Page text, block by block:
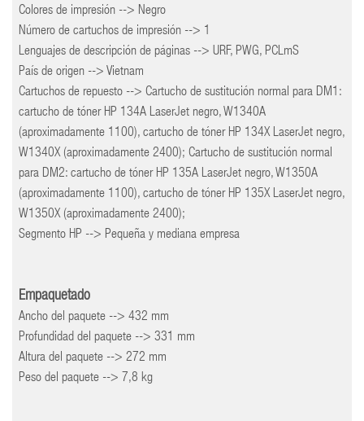
Colores de impresión --> Negro
Número de cartuchos de impresión --> 1
Lenguajes de descripción de páginas --> URF, PWG, PCLmS
País de origen --> Vietnam
Cartuchos de repuesto --> Cartucho de sustitución normal para DM1:
cartucho de tóner HP 134A LaserJet negro, W1340A
(aproximadamente 1100), cartucho de tóner HP 134X LaserJet negro,
W1340X (aproximadamente 2400); Cartucho de sustitución normal
para DM2: cartucho de tóner HP 135A LaserJet negro, W1350A
(aproximadamente 1100), cartucho de tóner HP 135X LaserJet negro,
W1350X (aproximadamente 2400);
Segmento HP --> Pequeña y mediana empresa
Empaquetado
Ancho del paquete --> 432 mm
Profundidad del paquete --> 331 mm
Altura del paquete --> 272 mm
Peso del paquete --> 7,8 kg